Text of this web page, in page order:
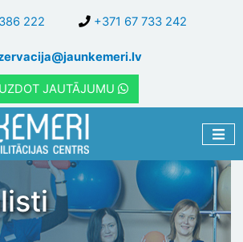
galveno
saturu
222 +371 67 733 242
UZDOT JAUTĀJUMU